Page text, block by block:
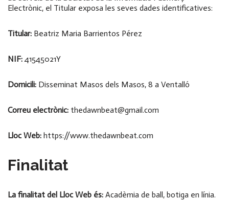
Electrònic, el Titular exposa les seves dades identificatives:
Titular: Beatriz Maria Barrientos Pérez
NIF:41545021Y
Domicili: Disseminat Masos dels Masos, 8 a Ventalló
Correu electrònic: thedawnbeat@gmail.com
Lloc Web: https://www.thedawnbeat.com
Finalitat
La finalitat del Lloc Web és: Acadèmia de ball, botiga en línia.